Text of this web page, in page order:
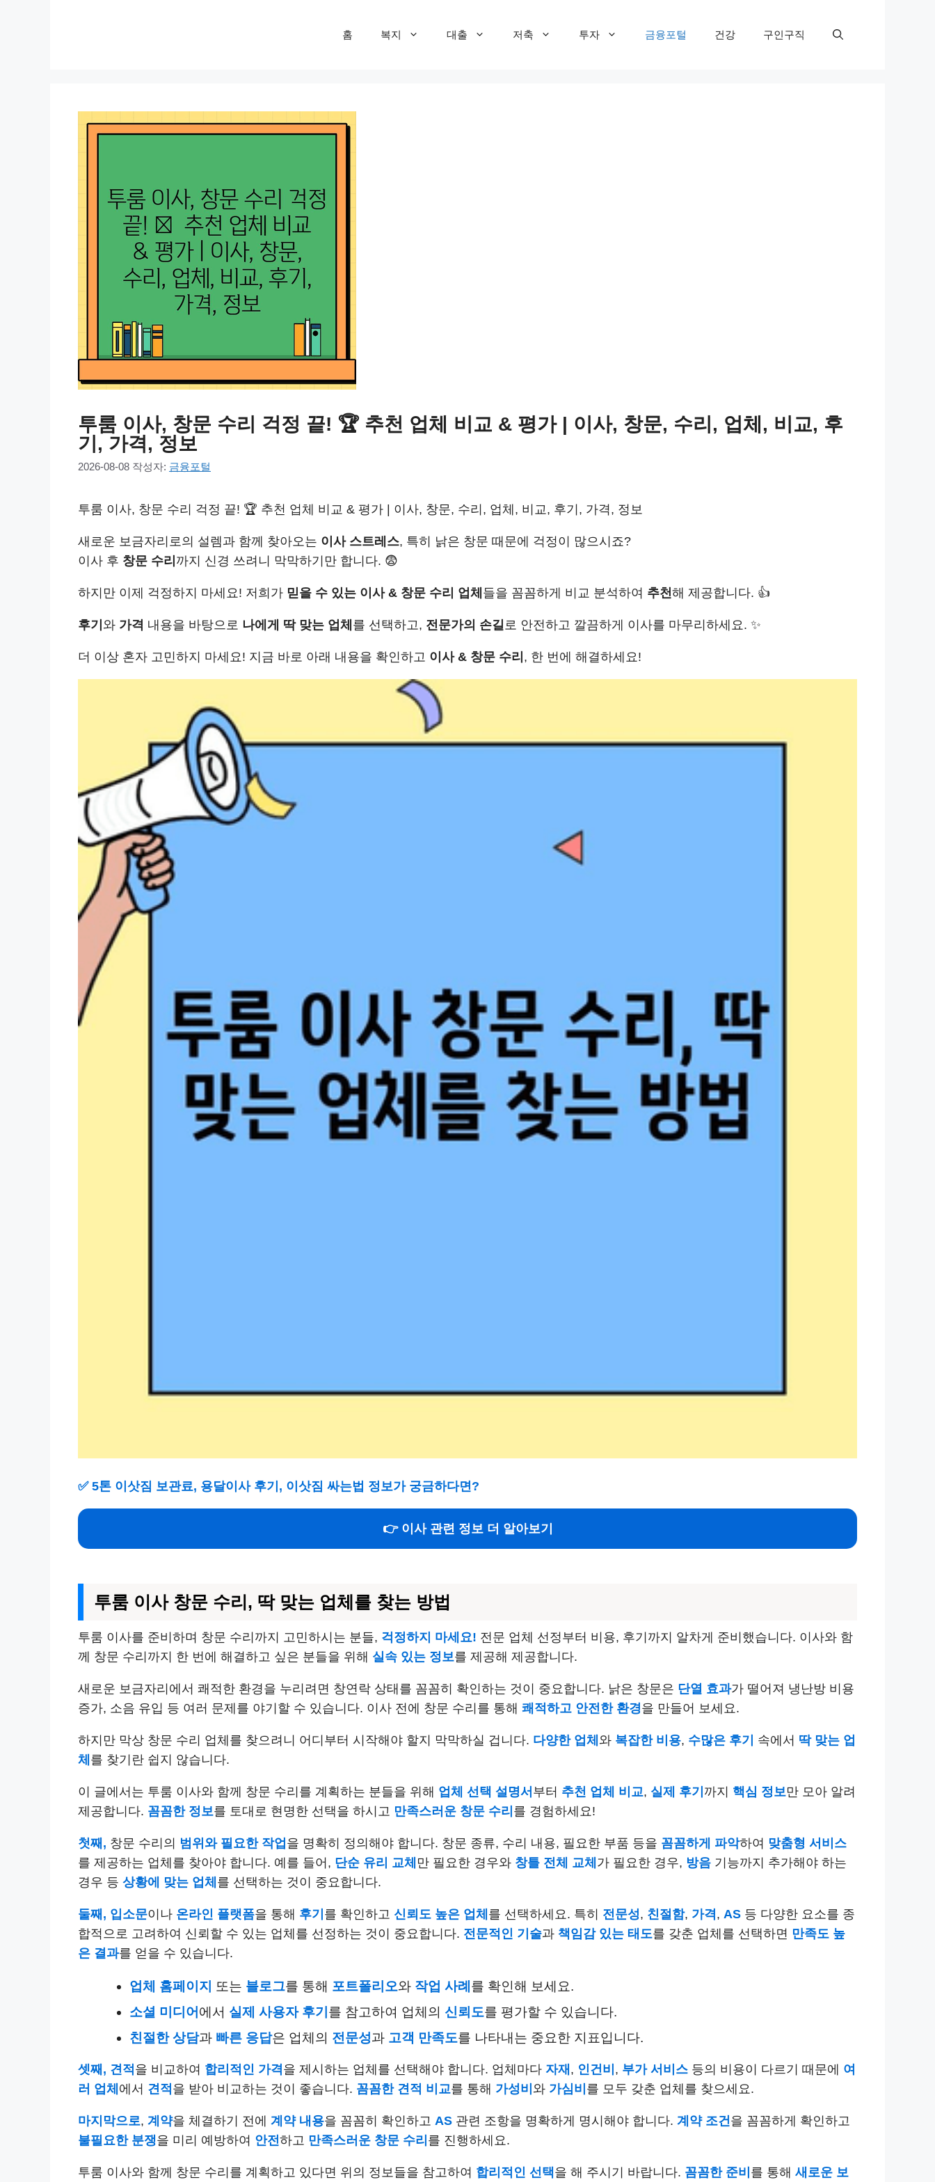
홈 복지 대출 저축 투자 금융포털 건강 구인구직
투룸 이사, 창문 수리 걱정 끝! 🏆 추천 업체 비교 & 평가 | 이사, 창문, 수리, 업체, 비교, 후
기, 가격, 정보
2026-08-08 작성자: 금융포털
투룸 이사, 창문 수리 걱정 끝! 🏆 추천 업체 비교 & 평가 | 이사, 창문, 수리, 업체, 비교, 후기, 가격, 정보
새로운 보금자리로의 설렘과 함께 찾아오는 이사 스트레스, 특히 낡은 창문 때문에 걱정이 많으시죠?
이사 후 창문 수리 까지 신경 쓰려니 막막하기만 합니다. 😨
하지만 이제 걱정하지 마세요! 저희가 믿을 수 있는 이사 & 창문 수리 업체 들을 꼼꼼하게 비교 분석하여 추천 해 제공합니다. 👍
후기 와 가격 내용을 바탕으로 나에게 딱 맞는 업체 를 선택하고, 전문가의 손길 로 안전하고 깔끔하게 이사를 마무리하세요. ✨
더 이상 혼자 고민하지 마세요! 지금 바로 아래 내용을 확인하고 이사 & 창문 수리 , 한 번에 해결하세요!
✅ 5톤 이삿짐 보관료, 용달이사 후기, 이삿짐 싸는법 정보가 궁금하다면?
👉 이사 관련 정보 더 알아보기
투룸 이사 창문 수리, 딱 맞는 업체를 찾는 방법
투룸 이사를 준비하며 창문 수리까지 고민하시는 분들, 걱정하지 마세요! 전문 업체 선정부터 비용, 후기까지 알차게 준비했습니다. 이사와 함
께 창문 수리까지 한 번에 해결하고 싶은 분들을 위해 실속 있는 정보를 제공해 제공합니다.
새로운 보금자리에서 쾌적한 환경을 누리려면 창연락 상태를 꼼꼼히 확인하는 것이 중요합니다. 낡은 창문은 단열 효과가 떨어져 냉난방 비용
증가, 소음 유입 등 여러 문제를 야기할 수 있습니다. 이사 전에 창문 수리를 통해 쾌적하고 안전한 환경을 만들어 보세요.
하지만 막상 창문 수리 업체를 찾으려니 어디부터 시작해야 할지 막막하실 겁니다. 다양한 업체 와 복잡한 비용, 수많은 후기 속에서 딱 맞는 업
체 를 찾기란 쉽지 않습니다.
이 글에서는 투룸 이사와 함께 창문 수리를 계획하는 분들을 위해 업체 선택 설명서 부터 추천 업체 비교, 실제 후기 까지 핵심 정보만 모아 알려
제공합니다. 꼼꼼한 정보를 토대로 현명한 선택을 하시고 만족스러운 창문 수리 를 경험하세요!
첫째, 창문 수리의 범위와 필요한 작업 을 명확히 정의해야 합니다. 창문 종류, 수리 내용, 필요한 부품 등을 꼼꼼하게 파악하여 맞춤형 서비스
를 제공하는 업체를 찾아야 합니다. 예를 들어, 단순 유리 교체 만 필요한 경우와 창틀 전체 교체 가 필요한 경우, 방음 기능까지 추가해야 하는
경우 등 상황에 맞는 업체 를 선택하는 것이 중요합니다.
둘째, 입소문이나 온라인 플랫폼을 통해 후기 를 확인하고 신뢰도 높은 업체 를 선택하세요. 특히 전문성, 친절함, 가격, AS 등 다양한 요소를 종
합적으로 고려하여 신뢰할 수 있는 업체를 선정하는 것이 중요합니다. 전문적인 기술과 책임감 있는 태도를 갖춘 업체를 선택하면 만족도 높
은 결과를 얻을 수 있습니다.
업체 홈페이지 또는 블로그를 통해 포트폴리오와 작업 사례 를 확인해 보세요.
소셜 미디어 에서 실제 사용자 후기 를 참고하여 업체의 신뢰도를 평가할 수 있습니다.
친절한 상담과 빠른 응답은 업체의 전문성과 고객 만족도를 나타내는 중요한 지표입니다.
셋째, 견적 을 비교하여 합리적인 가격을 제시하는 업체를 선택해야 합니다. 업체마다 자재 , 인건비 , 부가 서비스 등의 비용이 다르기 때문에 여
러 업체 에서 견적 을 받아 비교하는 것이 좋습니다. 꼼꼼한 견적 비교를 통해 가성비 와 가심비 를 모두 갖춘 업체를 찾으세요.
마지막으로, 계약을 체결하기 전에 계약 내용을 꼼꼼히 확인하고 AS 관련 조항을 명확하게 명시해야 합니다. 계약 조건을 꼼꼼하게 확인하고
불필요한 분쟁을 미리 예방하여 안전 하고 만족스러운 창문 수리 를 진행하세요.
투룸 이사와 함께 창문 수리를 계획하고 있다면 위의 정보들을 참고하여 합리적인 선택을 해 주시기 바랍니다. 꼼꼼한 준비 를 통해 새로운 보